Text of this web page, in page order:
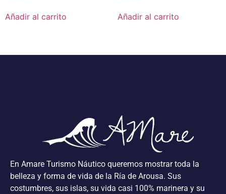
Añadir al carrito Añadir al carrito
En Amare Turismo Náutico queremos mostrar toda la
belleza y forma de vida de la Ría de Arousa. Sus
costumbres, sus islas, su vida casi 100% marinera y su